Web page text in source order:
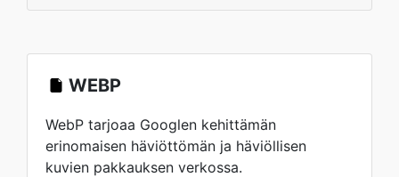
WEBP
WebP tarjoaa Googlen kehittämän
erinomaisen häviöttömän ja häviöllisen
kuvien pakkauksen verkossa.